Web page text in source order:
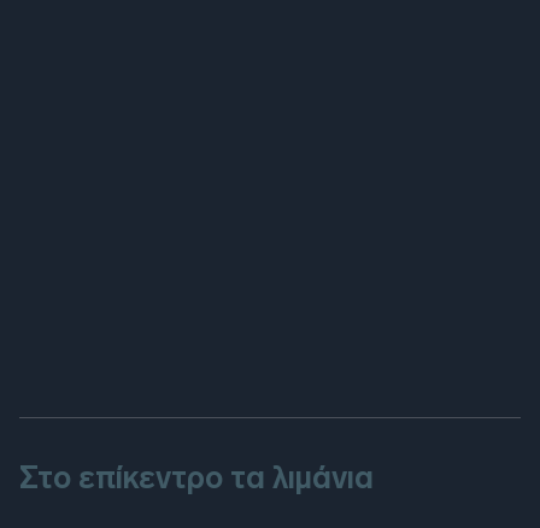
Στο επίκεντρο τα λιμάνια